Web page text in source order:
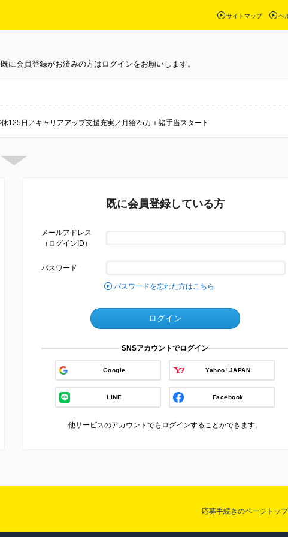
サイトマップ ヘ
に会員登録がお済みの方はログインをお願いします。
125日／キャリアアップ支援充実／月給25万＋諸手当スタート
既に会員登録している方
メールアドレス
（ログインID）
パスワード
パスワードを忘れた方はこちら
ログイン
SNSアカウントでログイン
Google Yahoo! JAPAN
LINE Facebook
他サービスのアカウントでもログインすることができます。
応募手続きのページトッ